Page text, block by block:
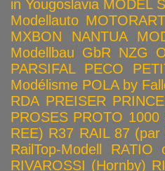
in Yougoslavia MODEL
Modellauto MOTORART
MXBON
NANTUA
Modellbau GbR NZG
PARSIFAL
PECO
Modélisme POLA by
RDA PREISER
PROSES PROTO 1000
REE) R37 RAIL 87 (par
RailTop-Modell
RATIO
RIVAROSSI (Hornby)